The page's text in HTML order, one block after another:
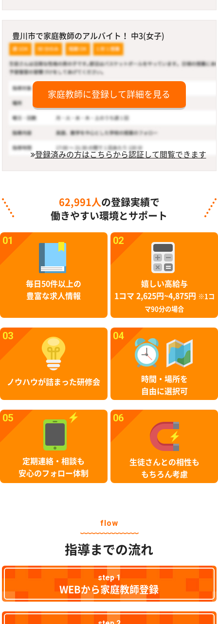
豊川市で家庭教師のアルバイト！ 中3(女子)
家庭教師に登録して詳細を見る
登録済みの方はこちらから認証して閲覧できます
62,991人 の登録実績で
働きやすい環境とサポート
01
毎日50件以上の
豊富な求人情報
02
嬉しい高給与
1コマ 2,625円~4,875円
※1コ
マ90分の場合
03
ノウハウが詰まった研修会
04
時間・場所を
自由に選択可
05
定期連絡・相談も
安心のフォロー体制
06
生徒さんとの相性も
もちろん考慮
flow
指導までの流れ
step 1
WEBから家庭教師登録